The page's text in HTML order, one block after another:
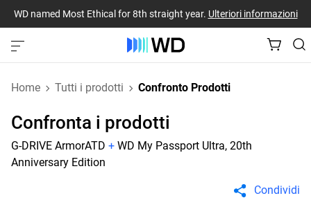
WD named Most Ethical for 8th straight year. Ulteriori informazioni
Home Tutti i prodotti Confronto Prodotti
Confronta i prodotti
G-DRIVE ArmorATD + WD My Passport Ultra, 20th
Anniversary Edition
Condividi